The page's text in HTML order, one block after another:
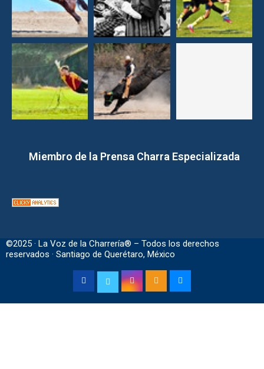
Miembro de la Prensa Charra Especializada
©2025 · La Voz de la Charrería® – Todos los derechos
reservados · Santiago de Querétaro, México